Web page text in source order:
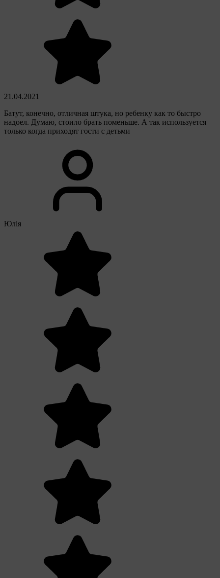
21.04.2021
Батут, конечно, отличная штука, но ребенку как то быстро
надоел. Думаю, стоило брать поменьше. А так используется
только когда приходят гости с детьми
Юлія